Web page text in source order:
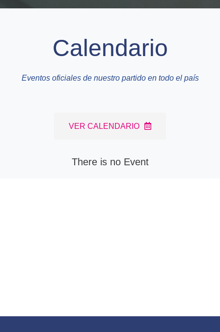
Calendario
Eventos oficiales de nuestro partido en todo el país
VER CALENDARIO
There is no Event